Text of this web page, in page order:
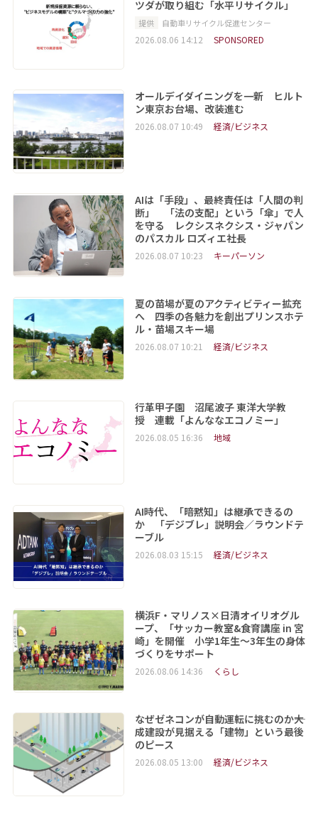
ツダが取り組む「水平リサイクル」
提供 自動車リサイクル促進センター
2026.08.06 14:12 SPONSORED
オールデイダイニングを一新 ヒルト
ン東京お台場、改装進む
2026.08.07 10:49 経済/ビジネス
AIは「手段」、最終責任は「人間の判
断」 「法の支配」という「傘」で人
を守る レクシスネクシス・ジャパン
のパスカル ロズィエ社長
2026.08.07 10:23 キーパーソン
夏の苗場が夏のアクティビティー拡充
へ 四季の各魅力を創出プリンスホテ
ル・苗場スキー場
2026.08.07 10:21 経済/ビジネス
行革甲子園 沼尾波子 東洋大学教
授 連載「よんななエコノミー」
2026.08.05 16:36 地域
AI時代、「暗黙知」は継承できるの
か 「デジブレ」説明会／ラウンドテ
ーブル
2026.08.03 15:15 経済/ビジネス
横浜F・マリノス×日清オイリオグル
ープ、「サッカー教室&食育講座 in 宮
崎」を開催 小学1年生～3年生の身体
づくりをサポート
2026.08.06 14:36 くらし
なぜゼネコンが自動運転に挑むのか――大
成建設が見据える「建物」という最後
のピース
2026.08.05 13:00 経済/ビジネス